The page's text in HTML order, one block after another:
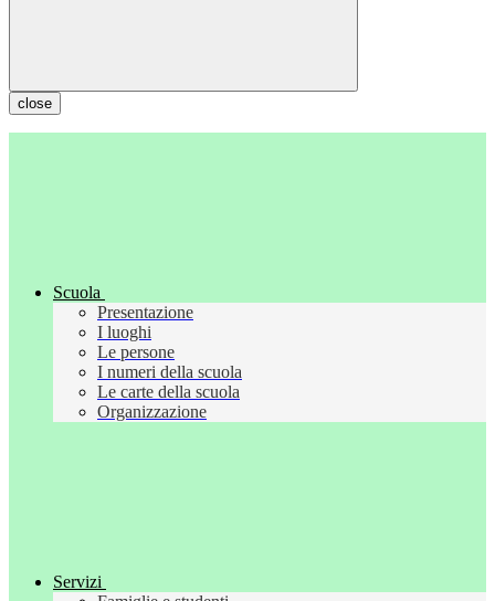
close
Scuola
Presentazione
I luoghi
Le persone
I numeri della scuola
Le carte della scuola
Organizzazione
Servizi